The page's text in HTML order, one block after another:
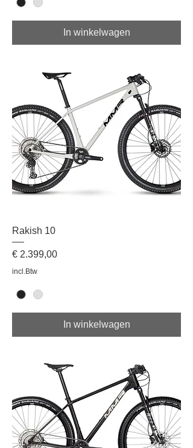
In winkelwagen
Rakish 10
Prijs
€ 2.399,00
incl.Btw
In winkelwagen